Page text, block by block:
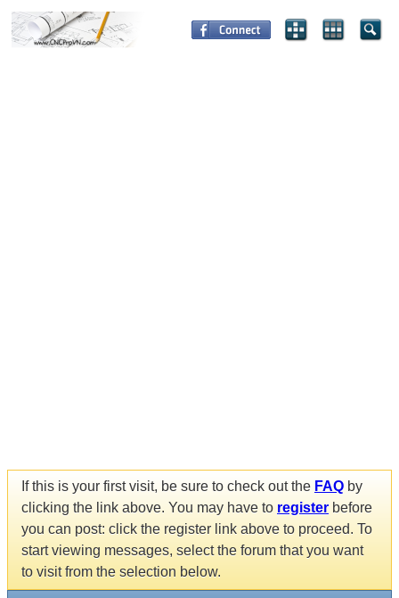
If this is your first visit, be sure to check out the FAQ by
clicking the link above. You may have to register before
you can post: click the register link above to proceed. To
start viewing messages, select the forum that you want
to visit from the selection below.